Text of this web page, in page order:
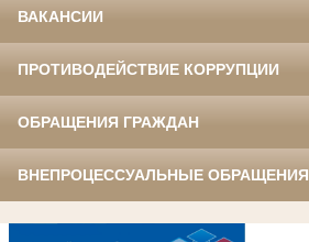
ВАКАНСИИ
ПРОТИВОДЕЙСТВИЕ КОРРУПЦИИ
ОБРАЩЕНИЯ ГРАЖДАН
ВНЕПРОЦЕССУАЛЬНЫЕ ОБРАЩЕНИЯ